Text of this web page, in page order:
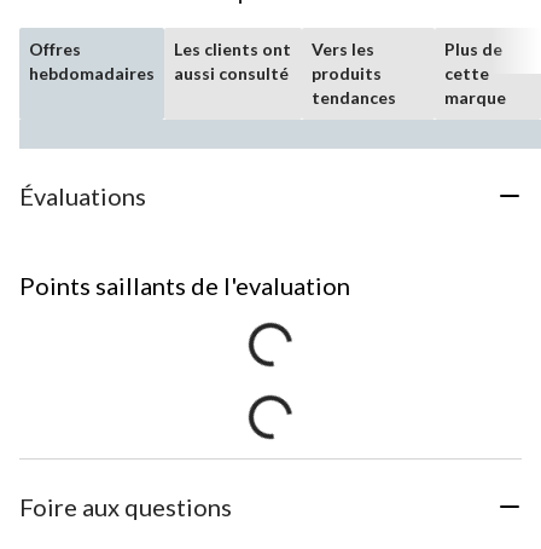
Offres
hebdomadaires
Les clients ont
aussi consulté
Vers les
produits
tendances
Plus de
cette
marque
Évaluations
Points saillants de l'evaluation
Foire aux questions